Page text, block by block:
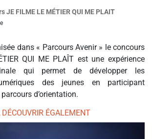
JE FILME LE MÉTIER QUI ME PLAIT
dans « Parcours Avenir » le concours
QUI ME PLAÎT est une expérience
qui permet de développer les
des jeunes en participant
d’orientation.
DÉCOUVRIR ÉGALEMENT